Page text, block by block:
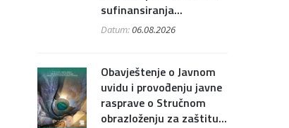
sufinansiranja...
Datum:06.08.2026
Obavještenje o Javnom
uvidu i provođenju javne
rasprave o Stručnom
obrazloženju za zaštitu...